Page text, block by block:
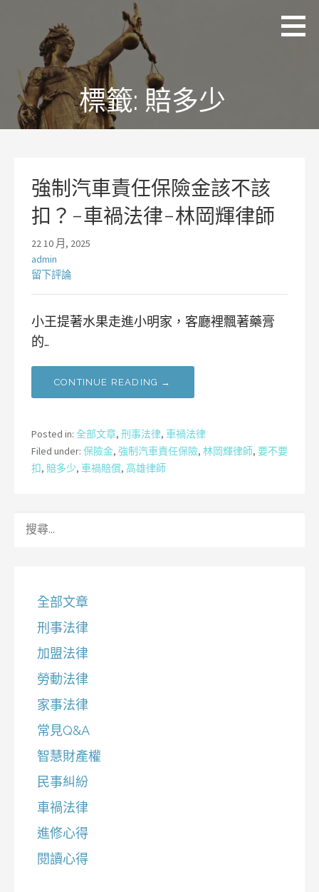
法
律
事
務
所
林
熱
情、
同理
及完
標籤: 賠多少
強制汽車責任保險金該不該
扣？-車禍法律-林岡輝律師
22 10 月, 2025
admin
留下評論
小王提著水果走進小明家，客廳裡飄著藥膏
的…
CONTINUE READING →
Posted in: 全部文章, 刑事法律, 車禍法律
Filed under: 保險金, 強制汽車責任保險, 林岡輝律師, 要不要
扣, 賠多少, 車禍賠償, 高雄律師
全部文章
刑事法律
加盟法律
勞動法律
家事法律
常見Q&A
智慧財產權
民事糾紛
車禍法律
進修心得
閱讀心得